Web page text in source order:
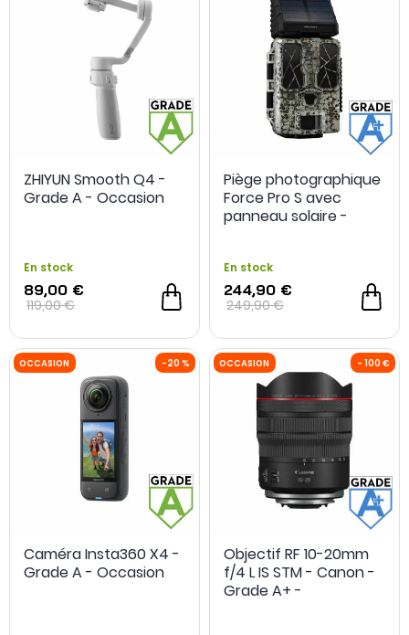
OCCASION
OCCASION OCCASION
ZHIYUN Smooth Q4 -
Grade A - Occasion
En stock
89,00 €
119,00 €
Piège photographique
Force Pro S avec
panneau solaire -
En stock
244,90 €
249,90 €
Caméra Insta360 X4 -
Grade A - Occasion
Objectif RF 10-20mm
f/4 L IS STM - Canon -
Grade A+ -